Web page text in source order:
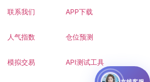
联系我们 APP下载
人气指数 仓位预测
模拟交易 API测试工具